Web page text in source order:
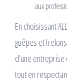
aux
En choisissant
guêpes et
d’une
tout en